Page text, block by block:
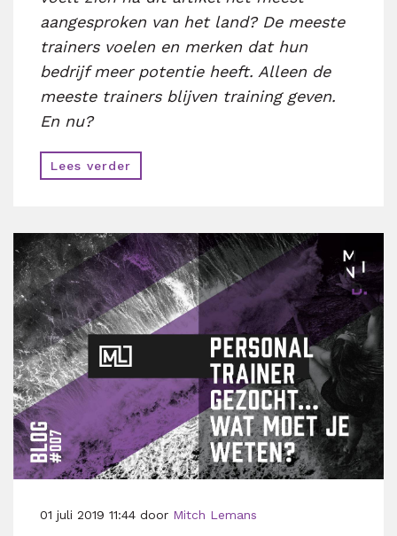
aangesproken van het land? De meeste
trainers voelen en merken dat hun
bedrijf meer potentie heeft. Alleen de
meeste trainers blijven training geven.
En nu?
Lees verder
01 juli 2019 11:44 door Mitch Lemans